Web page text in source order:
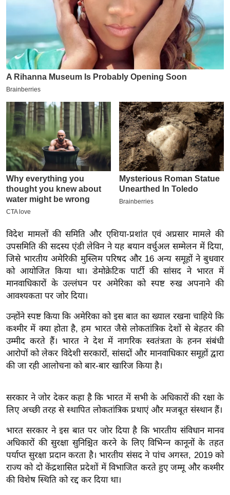
क्रि
ट
I
P
L
2
0
2
6
क्रा
इ
म
ई
-
पे
प
र
मि
सा
ल
बे
मि
सा
ल
श
य
त
ग
इं
डि
या
विदेश मामलों की समिति और एशिया-प्रशांत एवं अप्रसार मामले की
उपसमिति की सदस्य एंडी लेविन ने यह बयान वर्चुअल सम्मेलन में दिया,
जिसे भारतीय अमेरिकी मुस्लिम परिषद और 16 अन्य समूहों ने बुधवार
को आयोजित किया था। डेमोक्रेटिक पार्टी की सांसद ने भारत में
मानवाधिकारों के उल्लंघन पर अमेरिका को स्पष्ट रुख अपनाने की
आवश्यकता पर जोर दिया।
उन्होंने स्पष्ट किया कि अमेरिका को इस बात का ख्याल रखना चाहिये कि
कश्मीर में क्या होता है, हम भारत जैसे लोकतांत्रिक देशों से बेहतर की
उम्मीद करते हैं। भारत ने देश में नागरिक स्वतंत्रता के हनन संबंधी
आरोपों को लेकर विदेशी सरकारों, सांसदों और मानवाधिकार समूहों द्वारा
की जा रही आलोचना को बार-बार खारिज किया है।
सरकार ने जोर देकर कहा है कि भारत में सभी के अधिकारों की रक्षा के
लिए अच्छी तरह से स्थापित लोकतांत्रिक प्रथाएं और मजबूत संस्थान हैं।
भारत सरकार ने इस बात पर जोर दिया है कि भारतीय संविधान मानव
अधिकारों की सुरक्षा सुनिश्चित करने के लिए विभिन्न कानूनों के तहत
पर्याप्त सुरक्षा प्रदान करता है। भारतीय संसद ने पांच अगस्त, 2019 को
राज्य को दो केंद्रशासित प्रदेशों में विभाजित करते हुए जम्मू और कश्मीर
की विशेष स्थिति को रद्द कर दिया था।